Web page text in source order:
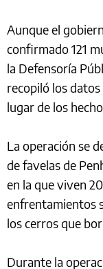
Aunque el
confirmado 121
la Defensoría
recopiló los
lugar de los
La operación se
de favelas de
en la que viven
enfrentamientos
los cerros que
Durante la